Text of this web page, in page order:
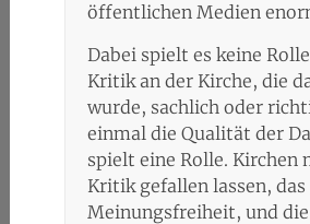
öffentlichen Medien
Dabei spielt es keine
Kritik an der Kirche, die
wurde, sachlich oder
einmal die Qualität der
spielt eine Rolle. Kirchen
Kritik gefallen lassen,
Meinungsfreiheit, und